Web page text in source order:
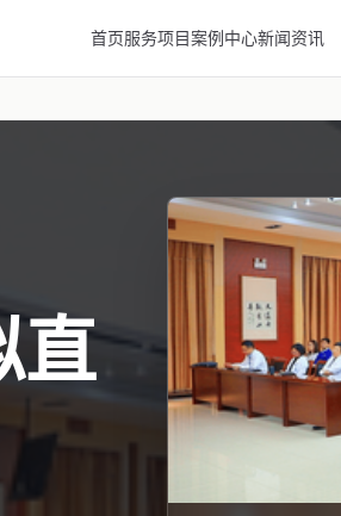
首页服务项目案例中心新闻资讯
直